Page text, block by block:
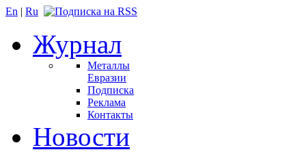
En | Ru
Журнал
Металлы
Евразии
Подписка
Реклама
Контакты
Новости